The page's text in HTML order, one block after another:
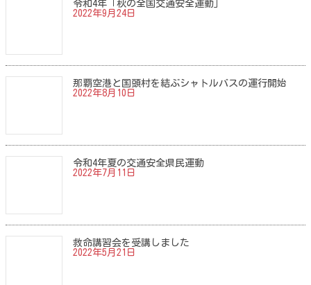
令和4年「秋の全国交通安全運動」
2022年9月24日
那覇空港と国頭村を結ぶシャトルバスの運行開始
2022年8月10日
令和4年夏の交通安全県民運動
2022年7月11日
救命講習会を受講しました
2022年5月21日